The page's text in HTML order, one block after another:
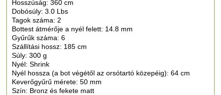
Hosszúság: 360 cm
Dobósúly: 3.0 Lbs
Tagok száma: 2
Bottest átmérője a nyél felett: 14.8 mm
Gyűrűk száma: 6
Szállítási hossz: 185 cm
Súly: 300 g
Nyél: Shrink
Nyél hossza (a bot végétől az orsótartó közepéig): 64 cm
Keverőgyűrű mérete: 50 mm
Szín: Bronz és fekete matt